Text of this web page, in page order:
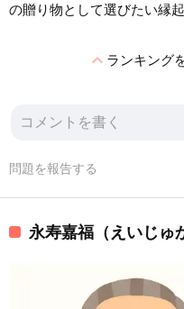
の贈り物として選びたい縁
expand_lessランキング
問題を報告する
永寿嘉福（えいじゅ